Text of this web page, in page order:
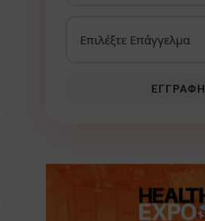
ΕΓΓΡΑΦΉ